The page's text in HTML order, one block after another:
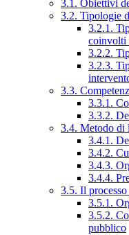
3.1. Obiettivi
3.2. Tipologie
3.2.1.
coinvolti
3.2.2.
3.2.3.
3.3.
3.3.1.
3.3.2.
3.4. Metodo di
3.4.1.
3.4.2.
3.4.3.
3.4.4.
3.5. Il
3.5.1.
3.5.2.
pubblico